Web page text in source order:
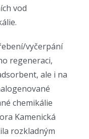
vod
vyčerpání
regeneraci,
ale i na
chemikálie
Kamenická
rozkladným